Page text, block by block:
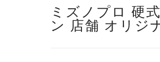
ミズノプロ 硬
ン 店舗 オリジ